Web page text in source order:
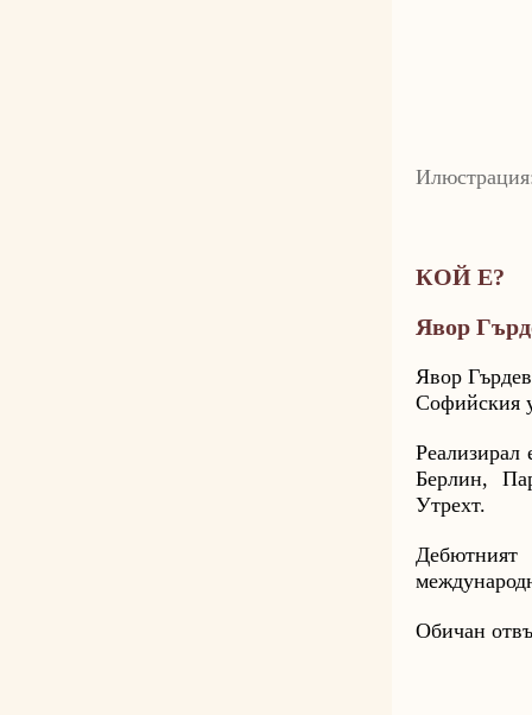
КОЙ Е?
Явор
Явор
Софийския
Берлин,
Утрехт.
Обичан